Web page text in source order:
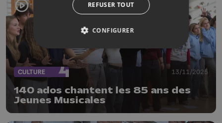
CULTURE 13/11/2025
140 ados chantent les 85 ans des
Jeunes Musicales
REFUSER TOUT
CONFIGURER